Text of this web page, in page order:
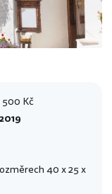
Kč
40 x 25 x